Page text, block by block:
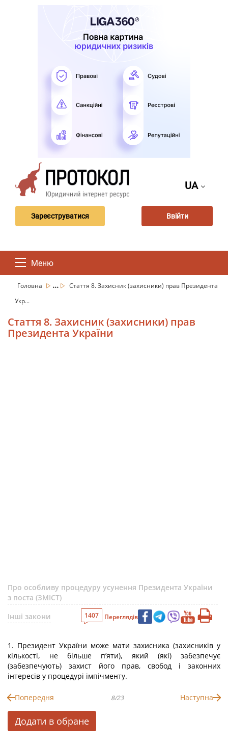
UA
Зареєструватися Ввійти
Меню
Головна ...
Стаття 8. Захисник (захисники) прав Президента
Укр...
Стаття 8. Захисник (захисники) прав
Президента України
Про особливу процедуру усунення Президента України
з поста (ЗМІСТ)
Інші закони
1407 Переглядів
1. Президент України може мати захисника (захисників у
кількості, не більше п’яти), який (які) забезпечує
(забезпечують) захист його прав, свобод і законних
інтересів у процедурі імпічменту.
Попередня 8/23 Наступна
Додати в обране